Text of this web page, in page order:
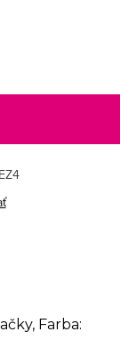
Farba: